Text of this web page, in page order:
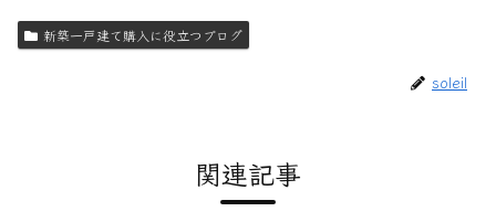
新築一戸建て購入に役立つブログ
soleil
関連記事